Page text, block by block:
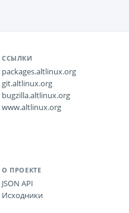
ССЫЛКИ
packages.altlinux.org
git.altlinux.org
bugzilla.altlinux.org
www.altlinux.org
О ПРОЕКТЕ
JSON API
Исходники